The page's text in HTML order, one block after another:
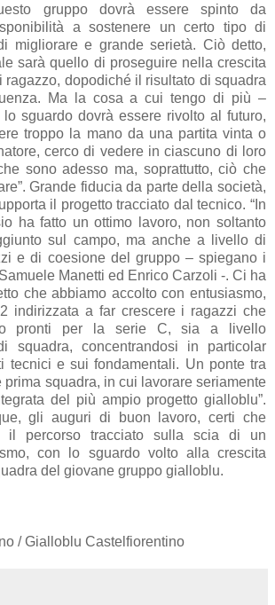
gruppo dovrà essere spinto da
a sostenere un certo tipo di
migliorare e grande serietà. Ciò detto,
sarà quello di proseguire nella crescita
ragazzo, dopodiché il risultato di squadra
Ma la cosa a cui tengo di più –
sguardo dovrà essere rivolto al futuro,
troppo la mano da una partita vinta o
cerco di vedere in ciascuno di loro
sono adesso ma, soprattutto, ciò che
Grande fiducia da parte della società,
il progetto tracciato dal tecnico. “In
ha fatto un ottimo lavoro, non soltanto
sul campo, ma anche a livello di
e di coesione del gruppo – spiegano i
Manetti ed Enrico Carzoli -. Ci ha
che abbiamo accolto con entusiasmo,
indirizzata a far crescere i ragazzi che
pronti per la serie C, sia a livello
squadra, concentrandosi in particolar
tecnici e sui fondamentali. Un ponte tra
prima squadra, in cui lavorare seriamente
del più ampio progetto gialloblu”.
gli auguri di buon lavoro, certi che
il percorso tracciato sulla scia di un
con lo sguardo volto alla crescita
del giovane gruppo gialloblu.
/ Gialloblu Castelfiorentino